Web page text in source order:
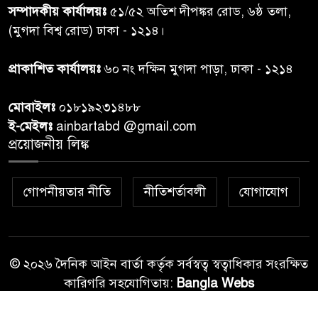
ঝড়বৃষ্টির পূর্বাভাস
৭
প্রধানমন্ত্রীর সঙ্গে দেখা করে স্বপ্নপূরণ
অনুশ্রীর, মিলল হারমোনিয়াম
৮
২০ আগস্ট রাষ্ট্রপতি নির্বাচন,
৯
বান্দরবান বিজিবি সেক্টর সদর দপ্তর
মাঝে মেডিকেল ক্যাম্পেইন
১০
সম্পাদকীয় কার্যালয়ঃ ৫১/৫২ অতিশ দীপঙ্কর রোড, ৬ষ্ঠ তলা,
(মুগদা বিশ্ব রোড) ঢাকা - ১২১৪।
প্রাকাশিত কার্যালয়ঃ৬০ নং দক্ষিন মুগদা পাড়া, ঢাকা - ১২১৪
মোবাইলঃ ০১৮১৯২৩১৪৮৮
ই-মেইলঃ ainbartabd @gmail.com
প্রয়োজনীয় লিঙ্ক
গোপনীয়তার নীতি নীতিশর্তাবলী যোগাযোগ
© ২০২৬ দৈনিক আইন বার্তা কর্তৃক সর্বস্বত্ব স্বত্বাধিকার সংরক্ষিত
কারিগরি সহযোগিতায়: Bangla Webs